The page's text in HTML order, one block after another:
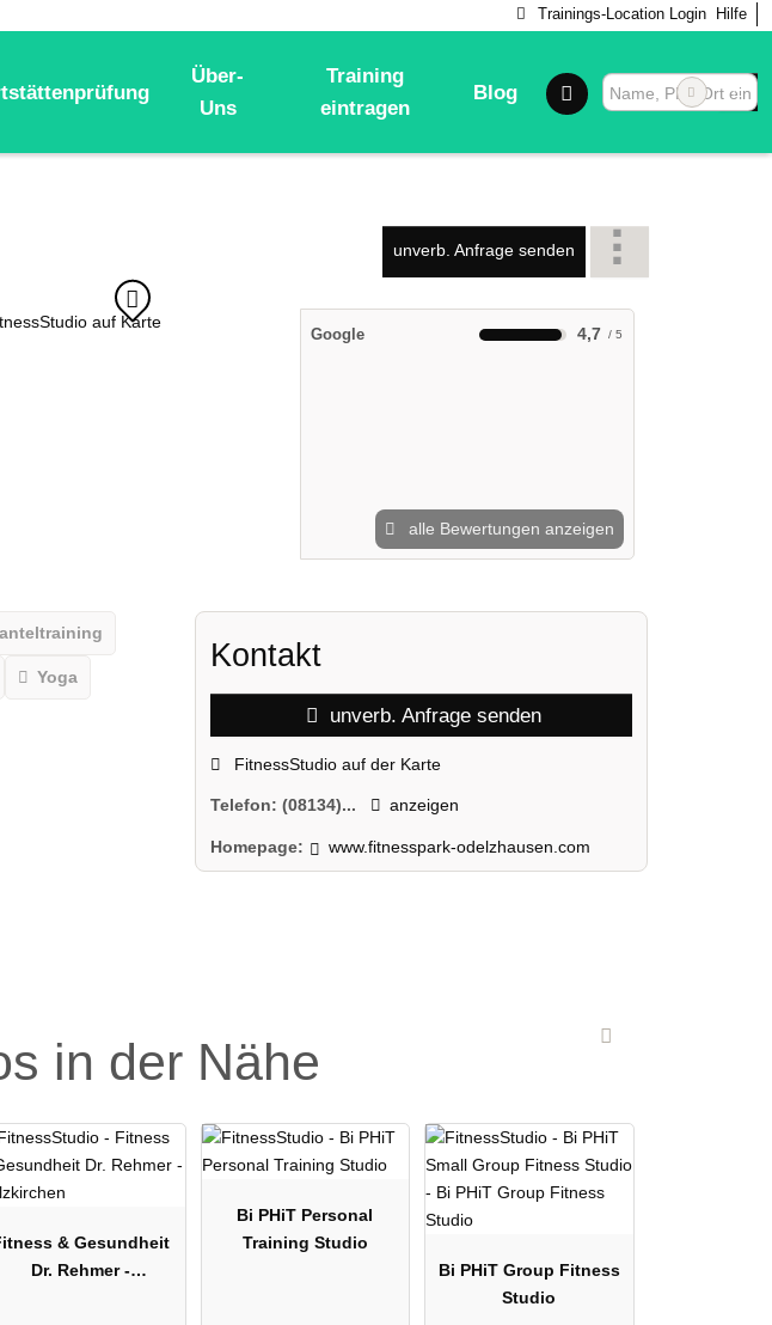
Trainings-Location Login Hilfe
Über-
Uns
Training
eintragen
Blog
unverb. Anfrage senden
Google 4,7
alle Bewertungen anzeigen
Yoga
Kontakt
unverb. Anfrage senden
FitnessStudio auf der Karte
Telefon:(08134)... anzeigen
Homepage: www.fitnesspark-odelzhausen.com
in der Nähe
& Gesundheit
Dr. Rehmer -
Bi PHiT Personal
Training Studio
Bi PHiT Group Fitness
Studio